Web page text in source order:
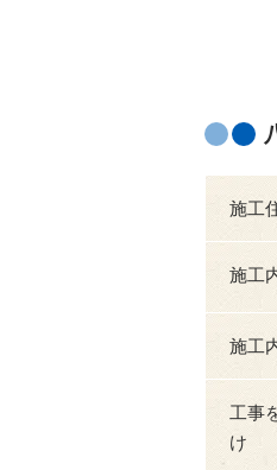
施工
施工
施工
工事
け